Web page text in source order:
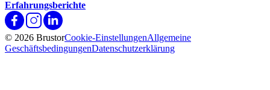
Erfahrungsberichte
© 2026 BrustorCookie-EinstellungenAllgemeine
GeschäftsbedingungenDatenschutzerklärung